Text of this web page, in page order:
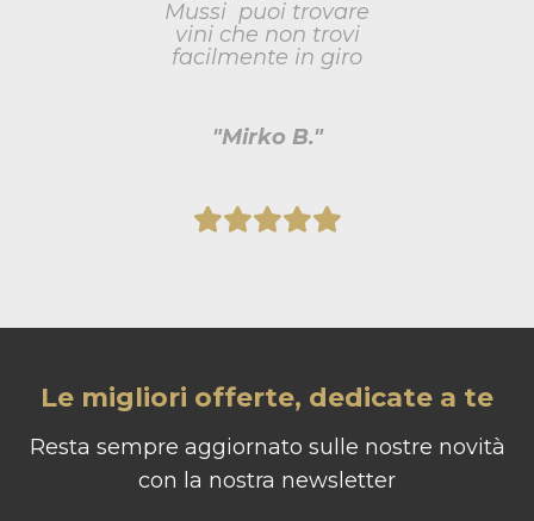
Mussi puoi trovare
vini che non trovi
facilmente in giro
"Mirko B."
Le migliori offerte, dedicate a te
Resta sempre aggiornato sulle nostre novità
con la nostra newsletter